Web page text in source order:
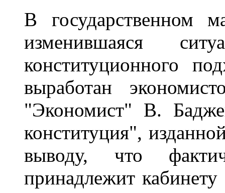
В государственном
изменившаяся
конституционного
выработан
"Экономист" В.
конституция",
выводу, что
принадлежит